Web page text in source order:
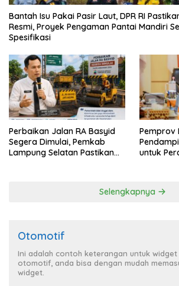
Bantah Isu Pakai Pasir Laut, DPR RI
Resmi, Proyek Pengaman Pantai Mandiri
Spesifikasi
Perbaikan Jalan RA Basyid
Segera Dimulai, Pemkab
Lampung Selatan Pastikan
Pemprov
untuk
Selengkapnya
Otomotif
Ini adalah contoh keterangan untuk
otomotif, anda bisa dengan mudah
widget.